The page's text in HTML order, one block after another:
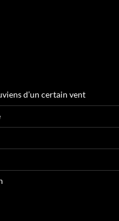
d’un certain vent